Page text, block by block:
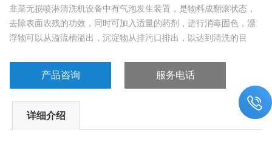
韭菜无损喷淋清洗机设备中有气泡发生装置，是物料成翻滚状态，
去除表面农残的功效，同时可加入适量的药剂，进行消毒固色，漂
浮物可以从溢流槽溢出，沉淀物从排污口排出，以达到清洗的目
产品咨询 服务电话
详细介绍